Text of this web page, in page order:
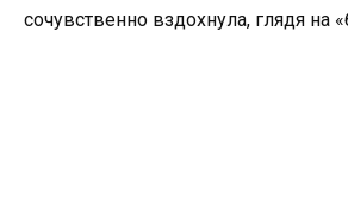
сочувственно вздохнула, глядя на